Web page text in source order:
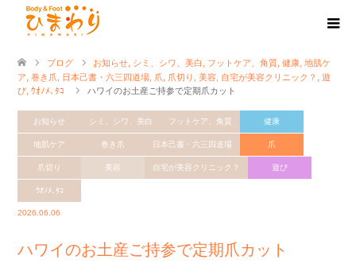
ブログ お知らせ シミ、シワ、美白 フットケア、角質 健康 地肌ケ
ア 巻き爪 日本己書・六三四道場 爪 爪切り 美容 自宅が美容クリニック？
遊
び ｳｵﾉﾒ､ﾀｺ ハワイのお土産ご持参で定期爪カット
お知らせ シミ、シワ、美白 フットケア、角質 健康
地肌ケア 巻き爪 日本己書・六三四道場 爪
爪切り 美容 自宅が美容クリニック？ 遊び
ｳｵﾉﾒ､ﾀｺ
2026.06.06
ハワイのお土産ご持参で定期爪カット